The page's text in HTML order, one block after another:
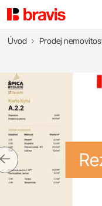
Úvod Prodej